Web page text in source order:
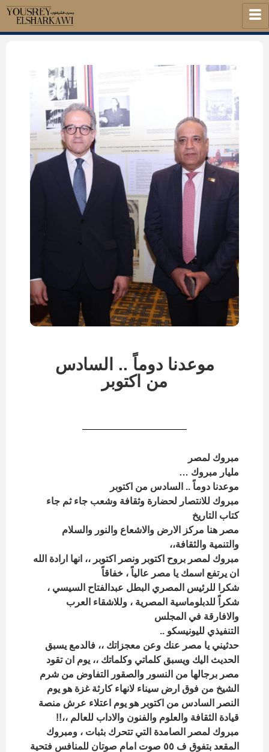
موعدنا دوماً .. السادس
من اكتوبر
مبروك لمصر
مليار مبروك …
موعدنا دوماً .. السادس من اكتوبر
مبروك للانتصار لحضارة وثقافة وشعب جاء ثم جاء
كتاب التاريخ
مصر هنا مركز الارض والاشعاع والنور والسلام
والتنمية والثقافة،،
مبروك لمصر بروح اكتوبر ونصر اكتوبر ،، انها ارادة الله
ان يرتفع اسمك يا مصر عالياً ، خفاقاً
شكرا للرئيس المصري البطل عبدالفتاح السيسي ،
شكراً للدبلوماسية المصرية ، وللاشقاء العرب
والافارقة في المجلس
التنفيذي لليونيسكو ..
حدثيني يا مصر عنك وعن معجزاتك ،، فالدمع يسبق
الحديث اليك ويسبق كلماتي وكلماتك ،، يوم ان تقود
مصر برجالها من النسور والصقور التفاوض من شرم
الشيخ من فوق ارض سيناء لانهاء كارثة غزة هو يوم
النصر السادس من اكتوبر هو يوم اعتلاء عرش منصة
قيادة الثقافة والعلوم والفنون والاداب للعالم ،،!!
مبروك لمصر الصامدة التي تتحرك بثبات ، ومبروك
المقعد بتفوق ف ٥٥ صوت امام صوتان للمنافس فتحية